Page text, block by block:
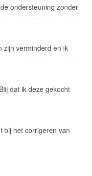
ondersteuning zonder
zijn verminderd en ik
dat ik deze gekocht
bij het corrigeren van